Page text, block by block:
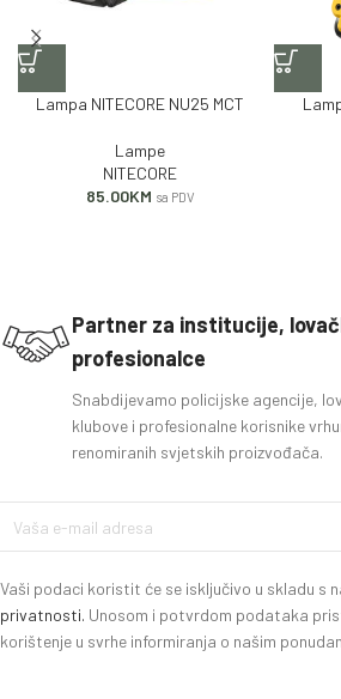
Lampa NITECORE NU25 MCT
Lampe
NITECORE
85.00KM sa PDV
Partner za institucije,
profesionalce
Snabdijevamo policijske agencije,
klubove i profesionalne korisnike
renomiranih svjetskih proizvođača.
Vaši podaci koristit će se isključivo u skladu s
privatnosti. Unosom i potvrdom podataka
korištenje u svrhe informiranja o našim